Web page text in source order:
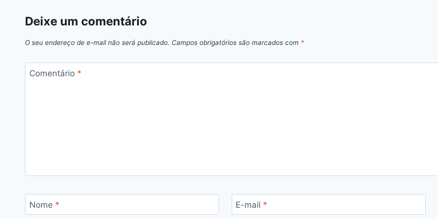
Deixe um comentário
O seu endereço de e-mail não será publicado. Campos obrigatórios são marcados com *
Comentário *
Nome * E-mail *